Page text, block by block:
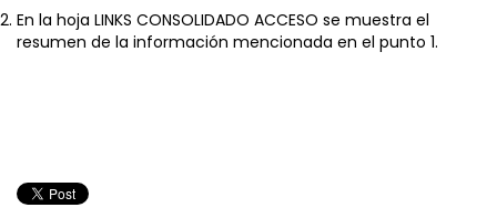
En la hoja LINKS CONSOLIDADO ACCESO se muestra el
resumen de la información mencionada en el punto 1.